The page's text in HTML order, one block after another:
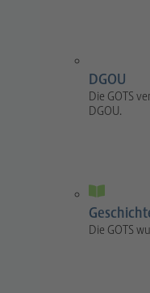
DGOU
Die GOTS
DGOU.
Die GOTS